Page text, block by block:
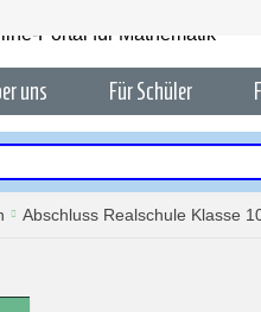
uns Für Schüler
Abschluss Realschule Klasse